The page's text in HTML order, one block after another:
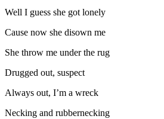
Well I guess she got lonely
Cause now she disown me
She throw me under the rug
Drugged out, suspect
Always out, I’m a wreck
Necking and rubbernecking